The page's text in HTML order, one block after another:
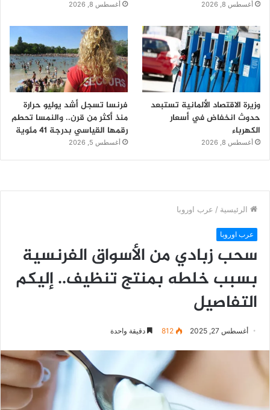
أغسطس 8, 2026 أغسطس 8, 2026
وزيرة الاقتصاد الألمانية تستبعد
حدوث انخفاض في أسعار
الكهرباء
أغسطس 8, 2026
فرنسا تسجل أشد يوليو حرارة
منذ أكثر من قرن.. والنمسا تحطم
رقمها القياسي بدرجة 41 مئوية
أغسطس 5, 2026